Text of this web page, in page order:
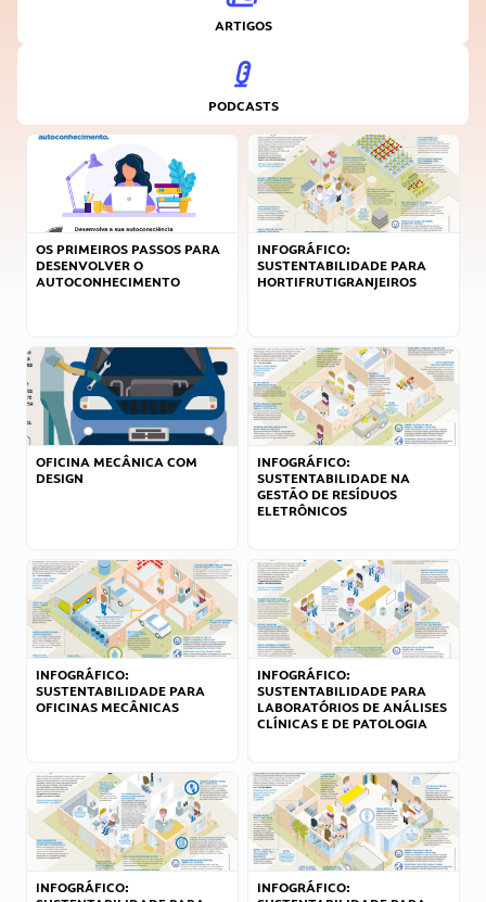
ARTIGOS
PODCASTS
OS PRIMEIROS PASSOS PARA
DESENVOLVER O
AUTOCONHECIMENTO
INFOGRÁFICO:
SUSTENTABILIDADE PARA
HORTIFRUTIGRANJEIROS
OFICINA MECÂNICA COM
DESIGN
INFOGRÁFICO:
SUSTENTABILIDADE NA
GESTÃO DE RESÍDUOS
ELETRÔNICOS
INFOGRÁFICO:
SUSTENTABILIDADE PARA
OFICINAS MECÂNICAS
INFOGRÁFICO:
SUSTENTABILIDADE PARA
LABORATÓRIOS DE ANÁLISES
CLÍNICAS E DE PATOLOGIA
INFOGRÁFICO:
INFOGRÁFICO: